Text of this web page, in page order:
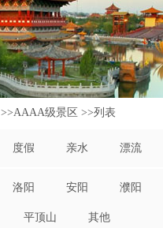
>>AAAA级景区 >>列表
度假 亲水 漂流
洛阳 安阳 濮阳
平顶山 其他